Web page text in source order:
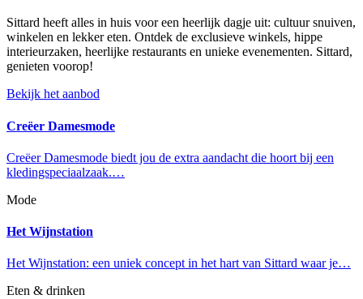
Sittard heeft alles in huis voor een heerlijk dagje uit: cultuur snuiven,
winkelen en lekker eten. Ontdek de exclusieve winkels, hippe
interieurzaken, heerlijke restaurants en unieke evenementen. Sittard,
genieten voorop!
Bekijk het aanbod
Creëer Damesmode
Creëer Damesmode biedt jou de extra aandacht die hoort bij een
kledingspeciaalzaak.…
Mode
Het Wijnstation
Het Wijnstation: een uniek concept in het hart van Sittard waar je…
Eten & drinken